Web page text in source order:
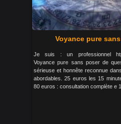
Voyance pure
Je suis : un professionnel
Voyance pure sans poser de
sérieuse et honnête reconnue
abordables. 25 euros les 15
80 euros : consultation complète e